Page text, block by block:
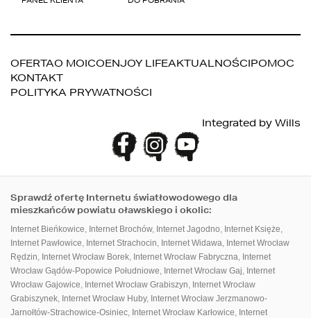
OFERTAO MOICOENJOY LIFEAKTUALNOŚCIPOMOC
KONTAKT
POLITYKA PRYWATNOŚCI
Integrated by Wills
Sprawdź ofertę Internetu światłowodowego dla
mieszkańców powiatu oławskiego i okolic:
Internet Bieńkowice, Internet Brochów, Internet Jagodno, Internet Księże,
Internet Pawłowice, Internet Strachocin, Internet Widawa, Internet Wrocław
Rędzin, Internet Wrocław Borek, Internet Wrocław Fabryczna, Internet
Wrocław Gądów-Popowice Południowe, Internet Wrocław Gaj, Internet
Wrocław Gajowice, Internet Wrocław Grabiszyn, Internet Wrocław
Grabiszynek, Internet Wrocław Huby, Internet Wrocław Jerzmanowo-
Jarnołtów-Strachowice-Osiniec, Internet Wrocław Karłowice, Internet